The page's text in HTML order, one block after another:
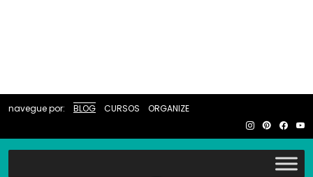
navegue por: BLOG CURSOS ORGANIZE